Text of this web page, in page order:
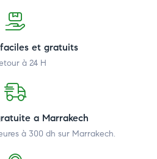
et gratuits
à 24 H
a Marrakech
à 300 dh sur Marrakech.